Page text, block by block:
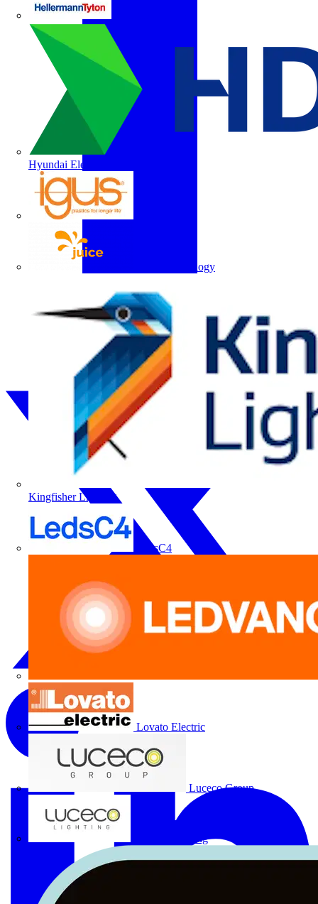
Hyundai Electric
Juice Technology
Kingfisher Lighting
LedsC4
Lovato Electric
Luceco Group
Luceco Lighting